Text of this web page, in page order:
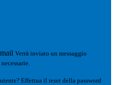
Verrà inviato un messaggio
Effettua il reset della password